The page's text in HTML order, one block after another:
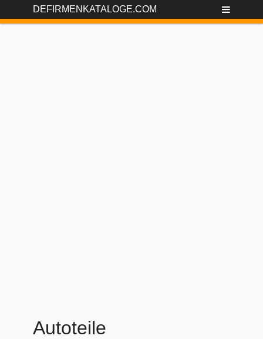
DEFIRMENKATALOGE.COM
Autoteile